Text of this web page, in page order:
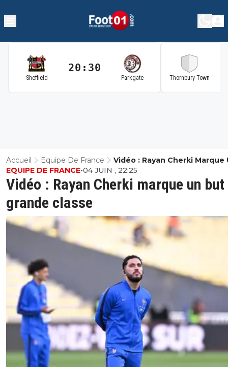
Sheffield
20:30
Parkgate Thornbury Town
Accueil Equipe De France
Vidéo : Rayan Cherki Marque
But De Grande Classe
Vidéo : Rayan Cherki marque un but
grande classe
EQUIPE DE FRANCE•04 JUIN , 22:25